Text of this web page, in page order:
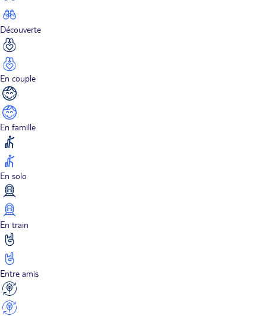
Découverte
En couple
En famille
En solo
En train
Entre amis